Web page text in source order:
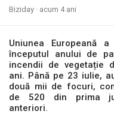
Biziday · acum 4 ani
Uniunea Europeană
începutul anului de
incendii de vegetație
ani. Până pe 23 iulie,
două mii de focuri,
de 520 din prima
anteriori.